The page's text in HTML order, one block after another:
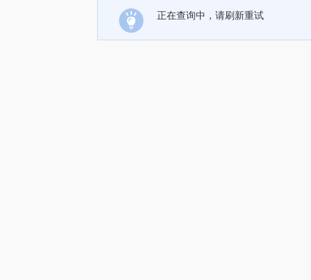
正在查询中，请刷新重试